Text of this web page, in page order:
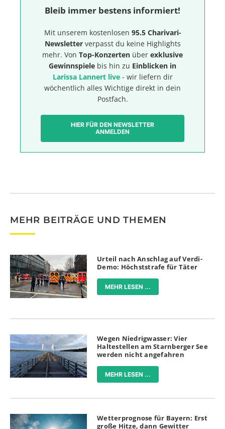
Bleib immer bestens informiert!
Mit unserem kostenlosen 95.5 Charivari-
Newsletterverpasst du keine Highlights
mehr. Von Top-Konzerten über exklusive
Gewinnspiele bis hin zu Einblicken in
Larissa Lannert live- wir liefern dir
wöchentlich alles Wichtige direkt in dein
Postfach.
HIER FÜR DEN NEWSLETTER
ANMELDEN
MEHR BEITRÄGE UND THEMEN
Urteil nach Anschlag auf Verdi-
Demo: Höchststrafe für Täter
MEHR LESEN ...
Wegen Niedrigwasser: Vier
Haltestellen am Starnberger See
werden nicht angefahren
MEHR LESEN ...
Wetterprognose für Bayern: Erst
große Hitze, dann Gewitter